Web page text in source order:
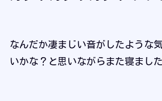
なんだか凄まじい音がしたような
いかな？と思いながらまた寝ました